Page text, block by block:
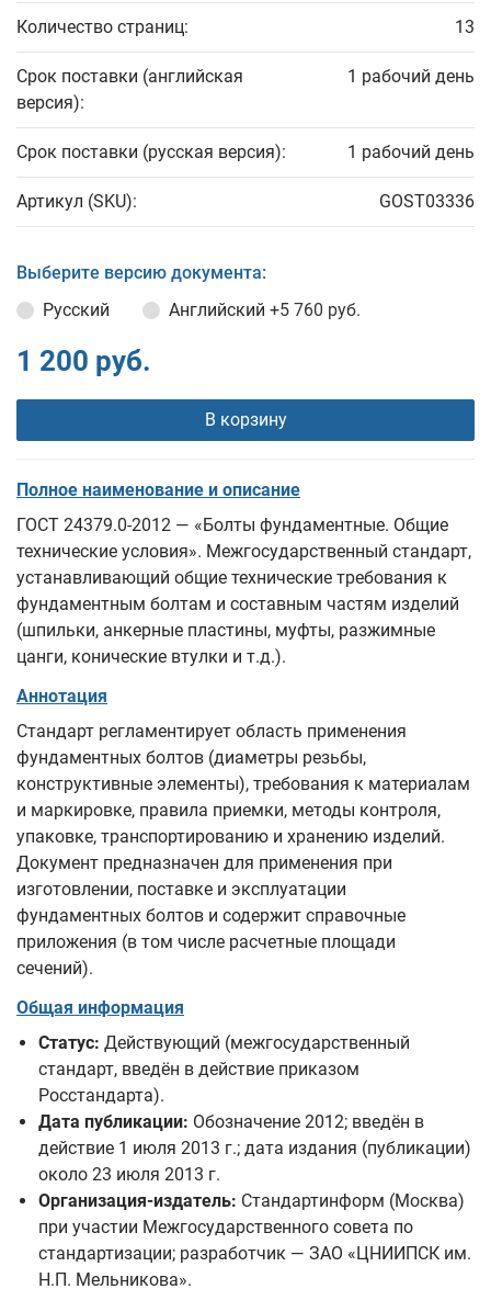
Количество страниц: 13
Срок поставки (английская
версия):
1 рабочий день
Срок поставки (русская версия): 1 рабочий день
Артикул (SKU): GOST03336
Выберите версию документа:
Русский
Английский +5 760 руб.
1 200 руб.
В корзину
Полное наименование и описание
ГОСТ 24379.0-2012 — «Болты фундаментные. Общие
технические условия». Межгосударственный стандарт,
устанавливающий общие технические требования к
фундаментным болтам и составным частям изделий
(шпильки, анкерные пластины, муфты, разжимные
цанги, конические втулки и т.д.).
Аннотация
Стандарт регламентирует область применения
фундаментных болтов (диаметры резьбы,
конструктивные элементы), требования к материалам
и маркировке, правила приемки, методы контроля,
упаковке, транспортированию и хранению изделий.
Документ предназначен для применения при
изготовлении, поставке и эксплуатации
фундаментных болтов и содержит справочные
приложения (в том числе расчетные площади
сечений).
Общая информация
Статус: Действующий (межгосударственный
стандарт, введён в действие приказом
Росстандарта).
Дата публикации: Обозначение 2012; введён в
действие 1 июля 2013 г.; дата издания (публикации)
около 23 июля 2013 г.
Организация-издатель: Стандартинформ (Москва)
при участии Межгосударственного совета по
стандартизации; разработчик — ЗАО «ЦНИИПСК им.
Н.П. Мельникова».